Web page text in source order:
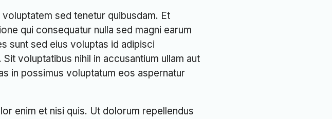
sed tenetur quibusdam. Et
qui consequatur nulla sed magni earum
sunt sed eius voluptas id adipisci
voluptatibus nihil in accusantium ullam aut
in possimus voluptatum eos aspernatur
enim et nisi quis. Ut dolorum repellendus